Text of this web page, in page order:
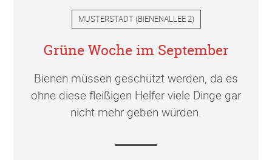
MUSTERSTADT(BIENENALLEE 2)
Grüne Woche im September
Bienen müssen geschützt werden, da es
ohne diese fleißigen Helfer viele Dinge gar
nicht mehr geben würden.